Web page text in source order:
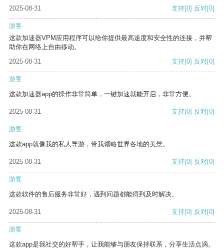
2025-08-31 支持[0] 反对[0]
游客
这款加速器VPM应用程序可以给你提供最高速度和安全性的连接，并帮
助你在网络上自由移动。
2025-08-31
支持[0] 反对[0]
游客
这款加速器app的操作非常简单，一键加速就能开启，非常方便。
2025-08-31 支持[0] 反对[0]
游客
这款app就像我的私人导游，带我领略世界各地的美景。
2025-08-31 支持[0] 反对[0]
游客
这款软件的售后服务非常好，遇到问题都能得到及时解决。
2025-08-31 支持[0] 反对[0]
游客
这款app是我社交的好帮手，让我能够与朋友保持联系，分享生活点滴。